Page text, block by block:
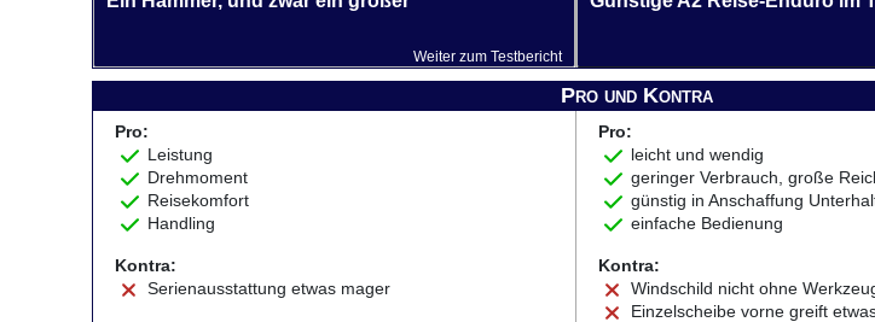
Weiter zum Testbericht
Pro und Kontra
Pro:
Leistung
Drehmoment
Reisekomfort
Handling
Kontra:
Serienausstattung etwas mager
Pro:
leicht und wendig
geringer Verbrauch, große
günstig in Anschaffung
einfache Bedienung
Kontra:
Windschild nicht ohne
Einzelscheibe vorne greift